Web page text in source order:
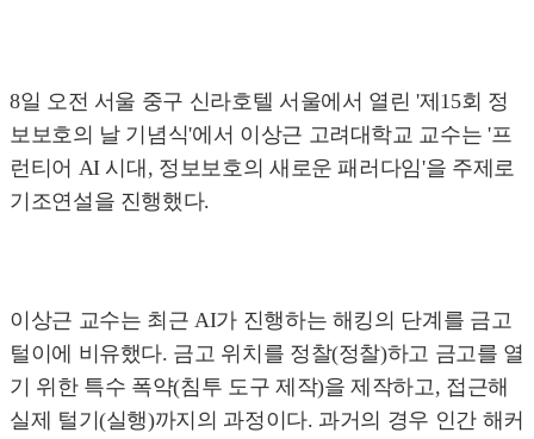
8일 오전 서울 중구 신라호텔 서울에서 열린 '제15회 정
보보호의 날 기념식'에서 이상근 고려대학교 교수는 '프
런티어 AI 시대, 정보보호의 새로운 패러다임'을 주제로
기조연설을 진행했다.
이상근 교수는 최근 AI가 진행하는 해킹의 단계를 금고
털이에 비유했다. 금고 위치를 정찰(정찰)하고 금고를 열
기 위한 특수 폭약(침투 도구 제작)을 제작하고, 접근해
실제 털기(실행)까지의 과정이다. 과거의 경우 인간 해커